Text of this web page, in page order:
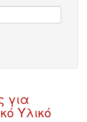
για
Υλικό